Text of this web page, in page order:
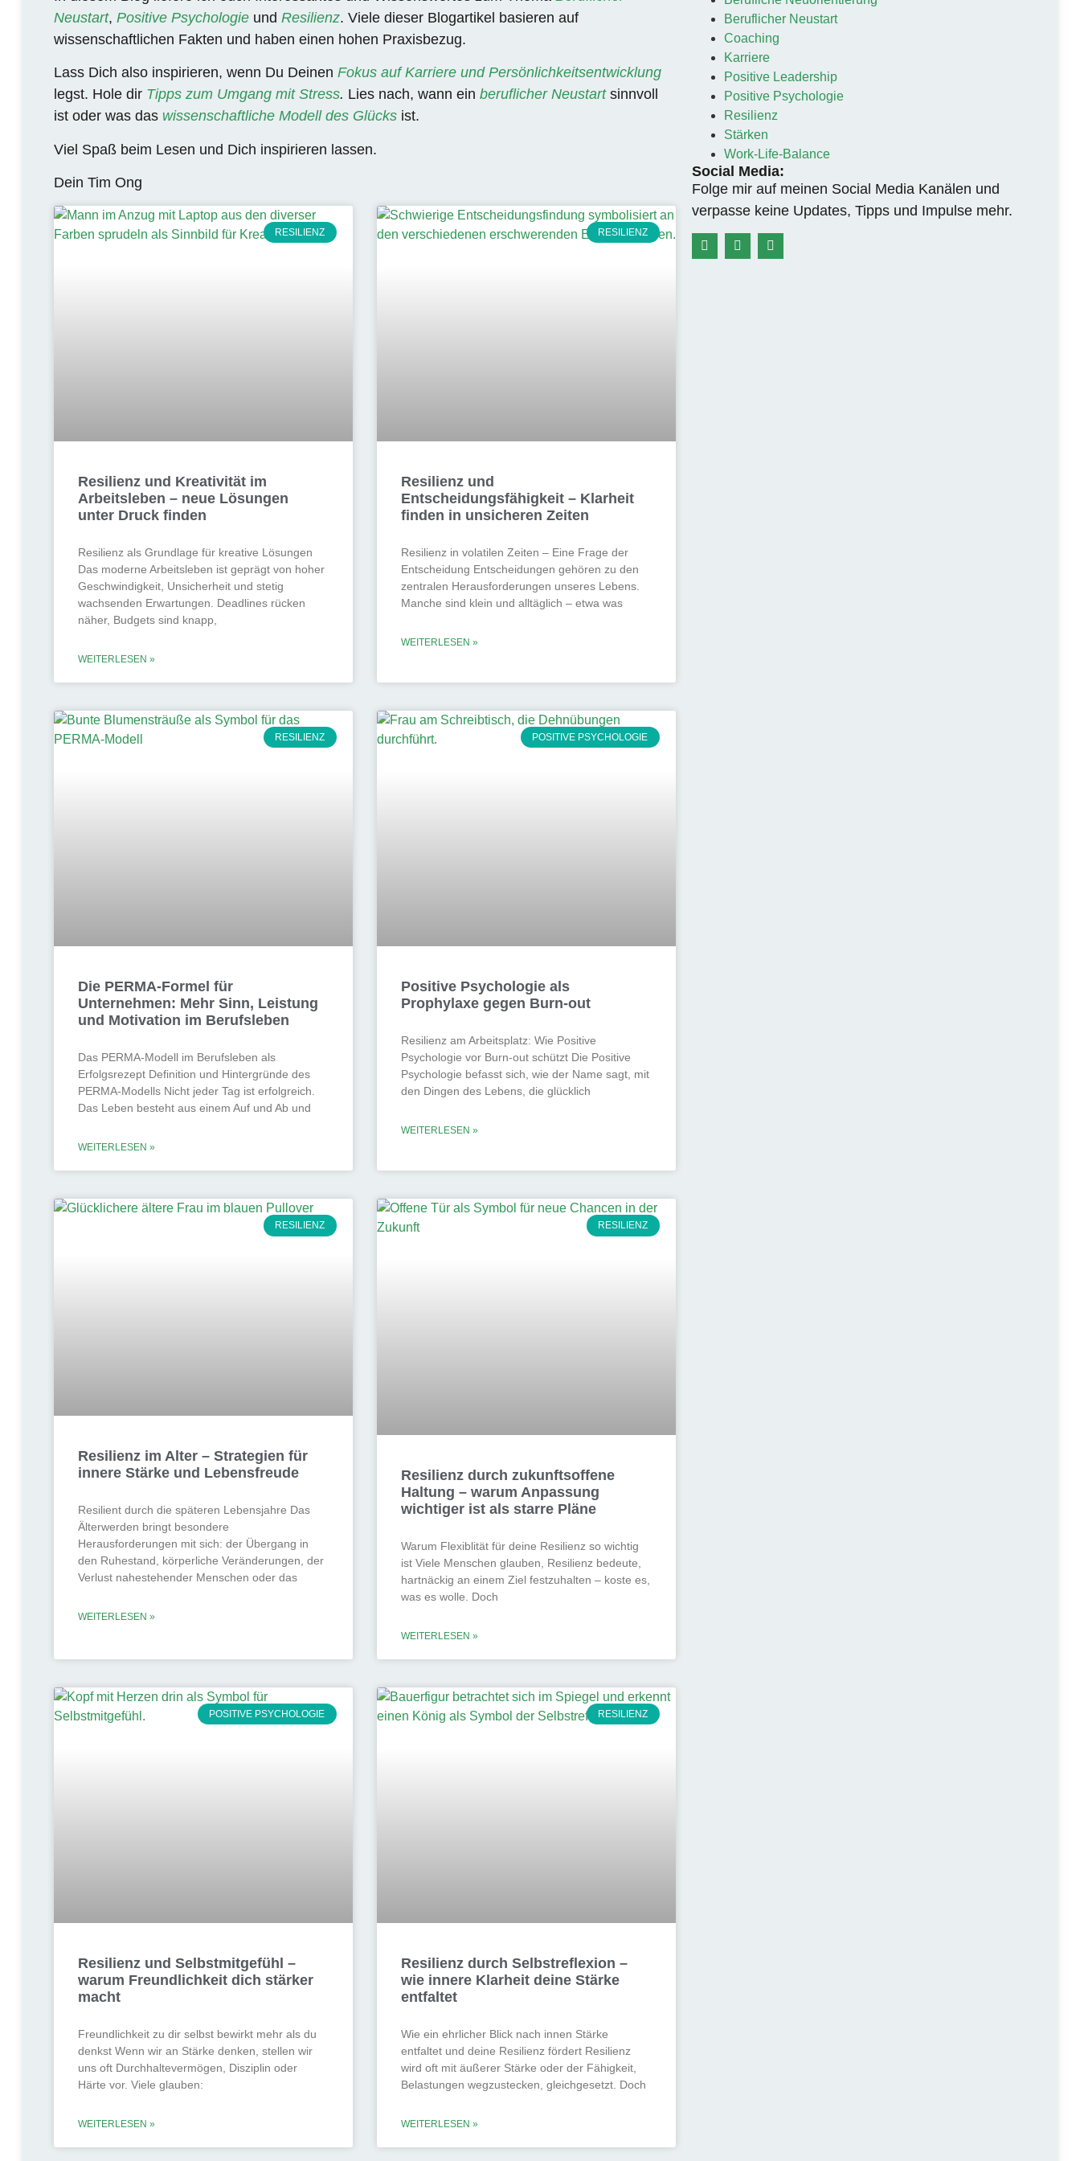
Neustart, Positive Psychologie und Resilienz. Viele dieser Blogartikel basieren auf
wissenschaftlichen Fakten und haben einen hohen Praxisbezug.
Lass Dich also inspirieren, wenn Du Deinen Fokus auf Karriere und Persönlichkeitsentwicklung
legst. Hole dir Tipps zum Umgang mit Stress. Lies nach, wann ein beruflicher Neustartsinnvoll
ist oder was das wissenschaftliche Modell des Glücks ist.
Viel Spaß beim Lesen und Dich inspirieren lassen.
Dein Tim Ong
RESILIENZ
Resilienz und Kreativität im
Arbeitsleben – neue Lösungen
unter Druck finden
Resilienz als Grundlage für kreative Lösungen
Das moderne Arbeitsleben ist geprägt von hoher
Geschwindigkeit, Unsicherheit und stetig
wachsenden Erwartungen. Deadlines rücken
näher, Budgets sind knapp,
WEITERLESEN »
RESILIENZ
Resilienz und
Entscheidungsfähigkeit – Klarheit
finden in unsicheren Zeiten
Resilienz in volatilen Zeiten – Eine Frage der
Entscheidung Entscheidungen gehören zu den
zentralen Herausforderungen unseres Lebens.
Manche sind klein und alltäglich – etwa was
WEITERLESEN »
RESILIENZ
Die PERMA-Formel für
Unternehmen: Mehr Sinn, Leistung
und Motivation im Berufsleben
Das PERMA-Modell im Berufsleben als
Erfolgsrezept Definition und Hintergründe des
PERMA-Modells Nicht jeder Tag ist erfolgreich.
Das Leben besteht aus einem Auf und Ab und
WEITERLESEN »
POSITIVE PSYCHOLOGIE
Positive Psychologie als
Prophylaxe gegen Burn-out
Resilienz am Arbeitsplatz: Wie Positive
Psychologie vor Burn-out schützt Die Positive
Psychologie befasst sich, wie der Name sagt, mit
den Dingen des Lebens, die glücklich
WEITERLESEN »
RESILIENZ
Resilienz im Alter – Strategien für
innere Stärke und Lebensfreude
Resilient durch die späteren Lebensjahre Das
Älterwerden bringt besondere
Herausforderungen mit sich: der Übergang in
den Ruhestand, körperliche Veränderungen, der
Verlust nahestehender Menschen oder das
WEITERLESEN »
RESILIENZ
Resilienz durch zukunftsoffene
Haltung – warum Anpassung
wichtiger ist als starre Pläne
Warum Flexiblität für deine Resilienz so wichtig
ist Viele Menschen glauben, Resilienz bedeute,
hartnäckig an einem Ziel festzuhalten – koste es,
was es wolle. Doch
WEITERLESEN »
POSITIVE PSYCHOLOGIE
Resilienz und Selbstmitgefühl –
warum Freundlichkeit dich stärker
macht
Freundlichkeit zu dir selbst bewirkt mehr als du
denkst Wenn wir an Stärke denken, stellen wir
uns oft Durchhaltevermögen, Disziplin oder
Härte vor. Viele glauben:
WEITERLESEN »
RESILIENZ
Resilienz durch Selbstreflexion –
wie innere Klarheit deine Stärke
entfaltet
Wie ein ehrlicher Blick nach innen Stärke
entfaltet und deine Resilienz fördert Resilienz
wird oft mit äußerer Stärke oder der Fähigkeit,
Belastungen wegzustecken, gleichgesetzt. Doch
WEITERLESEN »
Beruflicher Neustart
Coaching
Karriere
Positive Leadership
Positive Psychologie
Resilienz
Stärken
Work-Life-Balance
Social Media:
Folge mir auf meinen Social Media Kanälen und
verpasse keine Updates, Tipps und Impulse mehr.